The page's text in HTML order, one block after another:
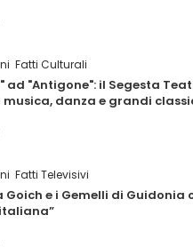
Fatti Culturali
ad "Antigone": il Segesta
musica, danza e grandi
Fatti Televisivi
Goich e i Gemelli di Guidonia